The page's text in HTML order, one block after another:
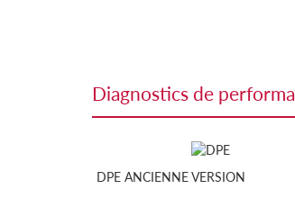
diagnostics de
DPE ANCIENNE VERSION